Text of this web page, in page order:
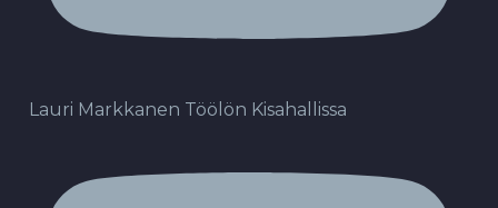
Lauri Markkanen Töölön Kisahallissa